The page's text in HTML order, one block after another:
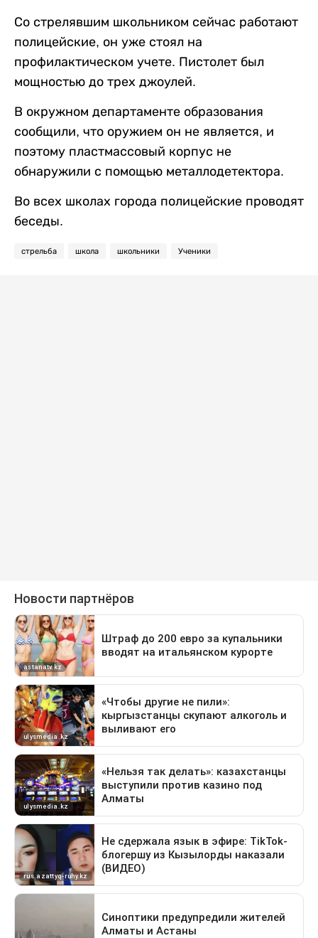
Со стрелявшим школьником сейчас работают
полицейские, он уже стоял на
профилактическом учете. Пистолет был
мощностью до трех джоулей.
В окружном департаменте образования
сообщили, что оружием он не является, и
поэтому пластмассовый корпус не
обнаружили с помощью металлодетектора.
Во всех школах города полицейские проводят
беседы.
стрельба школа школьники Ученики